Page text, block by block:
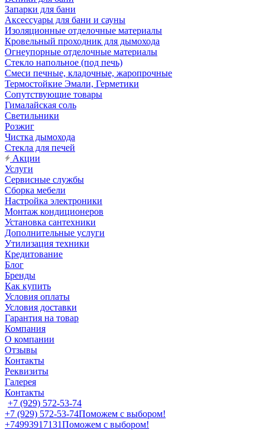
Запарки для бани
Аксессуары для бани и сауны
Изоляционные отделочные материалы
Кровельный проходник для дымохода
Огнеупорные отделочные материалы
Стекло напольное (под печь)
Смеси печные, кладочные, жаропрочные
Термостойкие Эмали, Герметики
Сопутствующие товары
Гималайская соль
Светильники
Розжиг
Чистка дымохода
Стекла для печей
Акции
Услуги
Сервисные службы
Сборка мебели
Настройка электроники
Монтаж кондиционеров
Установка сантехники
Дополнительные услуги
Утилизация техники
Кредитование
Блог
Бренды
Как купить
Условия оплаты
Условия доставки
Гарантия на товар
Компания
О компании
Отзывы
Контакты
Реквизиты
Галерея
Контакты
+7 (929) 572-53-74
+7 (929) 572-53-74Поможем с выбором!
+74993917131Поможем с выбором!